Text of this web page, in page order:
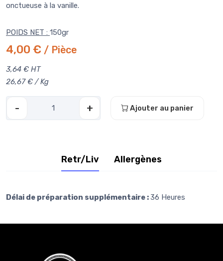
onctueuse à la vanille.
POIDS NET : 150gr
4,00 € / Pièce
3,64 € HT
26,67 € / Kg
- + Ajouter au panier
Retr/Liv Allergènes
Délai de préparation supplémentaire :36 Heures